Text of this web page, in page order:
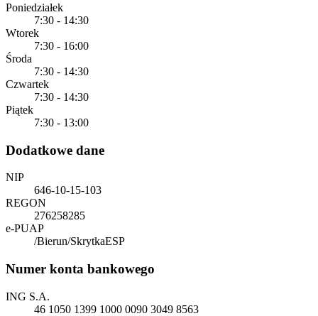
Poniedziałek
7:30 - 14:30
Wtorek
7:30 - 16:00
Środa
7:30 - 14:30
Czwartek
7:30 - 14:30
Piątek
7:30 - 13:00
Dodatkowe dane
NIP
646-10-15-103
REGON
276258285
e-PUAP
/Bierun/SkrytkaESP
Numer konta bankowego
ING S.A.
46 1050 1399 1000 0090 3049 8563